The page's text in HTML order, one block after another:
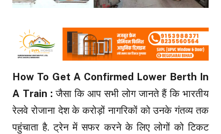
How To Get A Confirmed Lower Berth In
A Train :जैसा कि आप सभी लोग जानते हैं कि भारतीय
रेलवे रोजाना देश के करोड़ों नागरिकों को उनके गंतव्य तक
पहुंचाता है. ट्रेन में सफर करने के लिए लोगों को टिकट